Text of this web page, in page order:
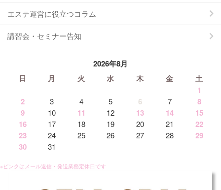
エステ運営に役立つコラム
講習会・セミナー告知
2026年8月
日
月 火 水 木 金
土
1
2
3 4 5 6 7
8
9
10 11 12 13 14
15
16
17 18 19 20 21
22
23
24 25 26 27 28
29
30
31